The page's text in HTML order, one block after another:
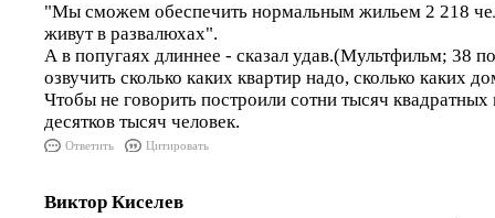
"Мы сможем обеспечить нормальным жильем 2 218
живут в развалюхах".
А в попугаях длиннее - сказал удав.(Мультфильм; 38
озвучить сколько каких квартир надо, сколько каких
Чтобы не говорить построили сотни тысяч
десятков тысяч человек.
Ответить Цитировать
Виктор Киселев